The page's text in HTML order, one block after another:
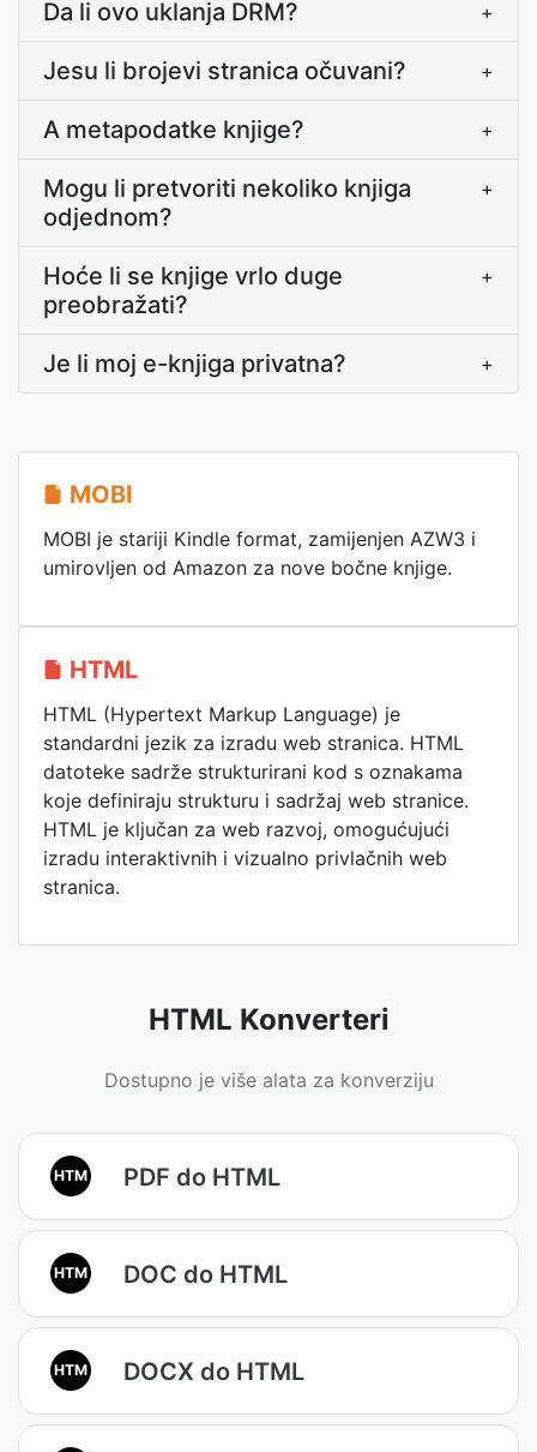
Da li ovo uklanja DRM? +
Jesu li brojevi stranica očuvani? +
A metapodatke knjige? +
Mogu li pretvoriti nekoliko knjiga
odjednom?
+
Hoće li se knjige vrlo duge
preobražati?
+
Je li moj e-knjiga privatna? +
MOBI
MOBI je stariji Kindle format, zamijenjen AZW3 i
umirovljen od Amazon za nove bočne knjige.
HTML
HTML (Hypertext Markup Language) je
standardni jezik za izradu web stranica. HTML
datoteke sadrže strukturirani kod s oznakama
koje definiraju strukturu i sadržaj web stranice.
HTML je ključan za web razvoj, omogućujući
izradu interaktivnih i vizualno privlačnih web
stranica.
HTML Konverteri
Dostupno je više alata za konverziju
HTM PDF do HTML
HTM DOC do HTML
HTM DOCX do HTML